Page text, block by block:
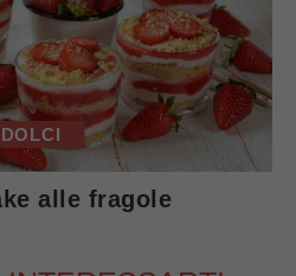
DOLCI
alle fragole